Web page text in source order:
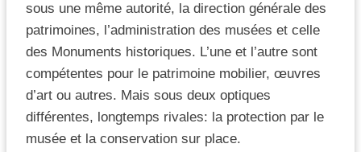
sous une même autorité, la direction générale des
patrimoines, l’administration des musées et celle
des Monuments historiques. L’une et l’autre sont
compétentes pour le patrimoine mobilier, œuvres
d’art ou autres. Mais sous deux optiques
différentes, longtemps rivales: la protection par le
musée et la conservation sur place.